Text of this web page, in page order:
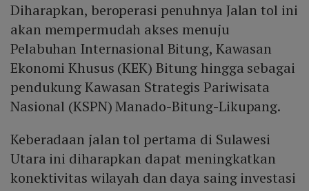
Diharapkan, beroperasi penuhnya Jalan tol ini
akan mempermudah akses menuju
Pelabuhan Internasional Bitung, Kawasan
Ekonomi Khusus (KEK) Bitung hingga sebagai
pendukung Kawasan Strategis Pariwisata
Nasional (KSPN) Manado-Bitung-Likupang.
Keberadaan jalan tol pertama di Sulawesi
Utara ini diharapkan dapat meningkatkan
konektivitas wilayah dan daya saing investasi